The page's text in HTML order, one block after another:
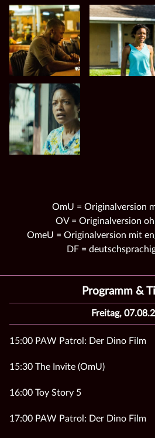
OmU = Originalversion
OV = Originalversion
OmeU = Originalversion mit
DF =
Programm &
Freitag,
15:00 PAW Patrol: Der Dino Film
15:30 The Invite (OmU)
16:00 Toy Story 5
17:00 PAW Patrol: Der Dino Film